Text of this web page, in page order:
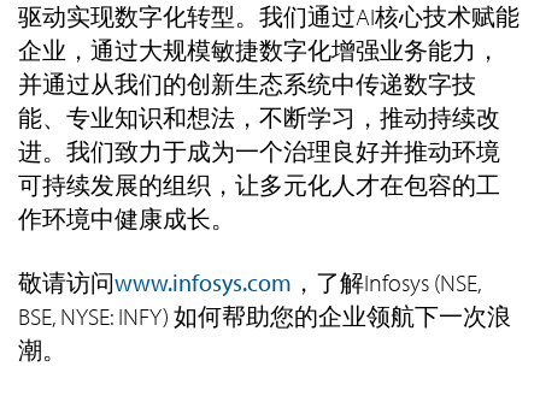
驱动实现数字化转型。我们通过AI核心技术赋能
企业，通过大规模敏捷数字化增强业务能力，
并通过从我们的创新生态系统中传递数字技
能、专业知识和想法，不断学习，推动持续改
进。我们致力于成为一个治理良好并推动环境
可持续发展的组织，让多元化人才在包容的工
作环境中健康成长。
敬请访问www.infosys.com ，了解Infosys (NSE,
BSE, NYSE: INFY) 如何帮助您的企业领航下一次浪
潮。